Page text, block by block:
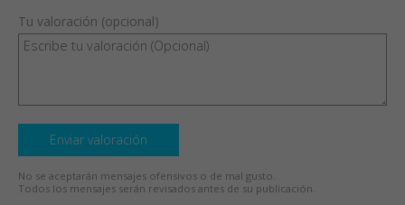
Tu valoración (opcional)
Enviar valoración
No se aceptarán mensajes ofensivos o de mal gusto.
Todos los mensajes serán revisados antes de su publicación.